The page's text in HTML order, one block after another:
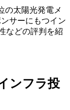
の太陽光発電メ
サーにもつイン
などの評判を紹
ンフラ投